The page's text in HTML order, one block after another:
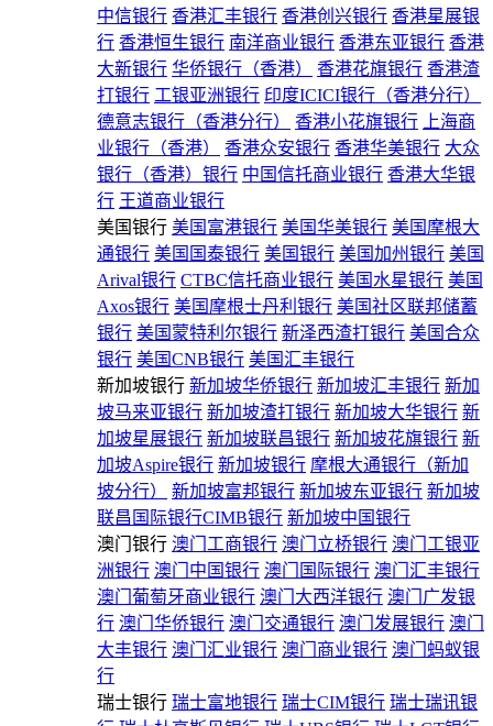
中信银行 香港汇丰银行 香港创兴银行 香港星展银
行 香港恒生银行 南洋商业银行 香港东亚银行 香港
大新银行 华侨银行（香港） 香港花旗银行 香港渣
打银行 工银亚洲银行 印度ICICI银行（香港分行）
德意志银行（香港分行）
香港小花旗银行
上海商
业银行（香港）
香港众安银行 香港华美银行 大众
银行（香港）银行 中国信托商业银行 香港大华银
行 王道商业银行
美国银行 美国富港银行 美国华美银行 美国摩根大
通银行 美国国泰银行 美国银行 美国加州银行 美国
Arival银行 CTBC信托商业银行 美国水星银行 美国
Axos银行 美国摩根士丹利银行 美国社区联邦储蓄
银行 美国蒙特利尔银行 新泽西渣打银行 美国合众
银行 美国CNB银行 美国汇丰银行
新加坡银行 新加坡华侨银行 新加坡汇丰银行 新加
坡马来亚银行 新加坡渣打银行 新加坡大华银行 新
加坡星展银行 新加坡联昌银行 新加坡花旗银行 新
加坡Aspire银行 新加坡银行 摩根大通银行（新加
坡分行）
新加坡富邦银行 新加坡东亚银行 新加坡
联昌国际银行CIMB银行 新加坡中国银行
澳门银行 澳门工商银行 澳门立桥银行 澳门工银亚
洲银行 澳门中国银行 澳门国际银行 澳门汇丰银行
澳门葡萄牙商业银行 澳门大西洋银行 澳门广发银
行 澳门华侨银行 澳门交通银行 澳门发展银行 澳门
大丰银行 澳门汇业银行 澳门商业银行 澳门蚂蚁银
行
瑞士银行 瑞士富地银行 瑞士CIM银行 瑞士瑞讯银